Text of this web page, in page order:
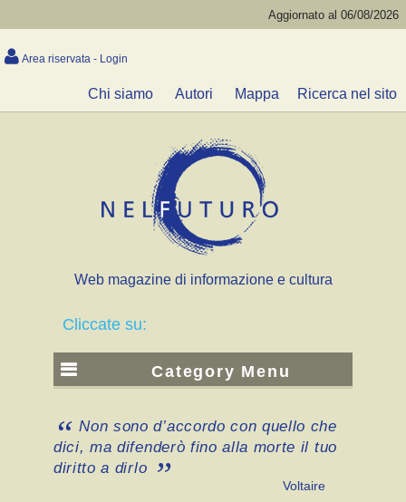
Aggiornato al 06/08/2026
Area riservata - Login
Chi siamo Autori Mappa Ricerca nel sito
Web magazine di informazione e cultura
Cliccate su:
Category Menu
Non sono d’accordo con quello che
dici, ma difenderò fino alla morte il tuo
diritto a dirlo
Voltaire